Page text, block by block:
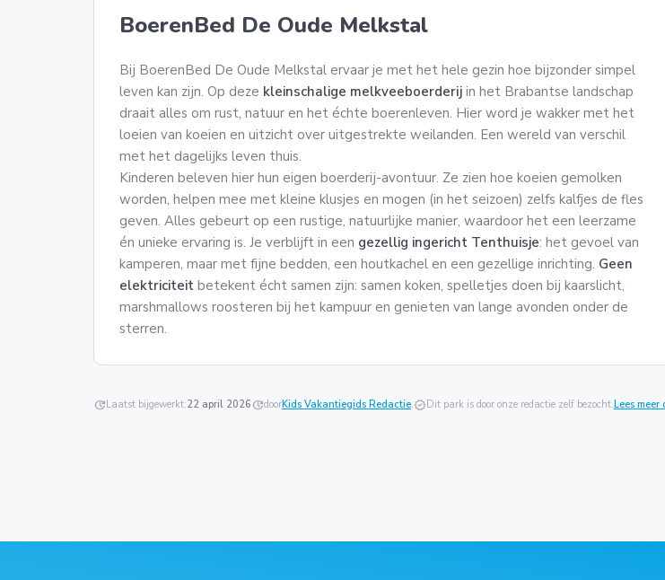
BoerenBed De Oude Melkstal
Bij BoerenBed De Oude Melkstal ervaar je met het hele gezin hoe bijzonder simpel
leven kan zijn. Op deze kleinschalige melkveeboerderij in het Brabantse landschap
draait alles om rust, natuur en het échte boerenleven. Hier word je wakker met het
loeien van koeien en uitzicht over uitgestrekte weilanden. Een wereld van verschil
met het dagelijks leven thuis.
Kinderen beleven hier hun eigen boerderij-avontuur. Ze zien hoe koeien gemolken
worden, helpen mee met kleine klusjes en mogen (in het seizoen) zelfs kalfjes de fles
geven. Alles gebeurt op een rustige, natuurlijke manier, waardoor het een leerzame
én unieke ervaring is. Je verblijft in een gezellig ingericht Tenthuisje: het gevoel van
kamperen, maar met fijne bedden, een houtkachel en een gezellige inrichting. Geen
elektriciteit betekent écht samen zijn: samen koken, spelletjes doen bij kaarslicht,
marshmallows roosteren bij het kampuur en genieten van lange avonden onder de
sterren.
updateLaatst bijgewerkt:22 april 2026 updatedoorKids Vakantiegids Redactie.verifiedDit park is door onze redactie zelf bezocht.Lees meer